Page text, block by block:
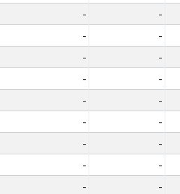
- -
- -
- -
- -
- -
- -
- -
- -
- -